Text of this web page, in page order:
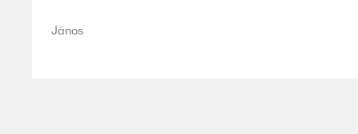
János